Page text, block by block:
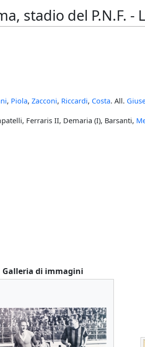
stadio del P.N.F. -
, Piola, Zacconi, Riccardi, Costa. All.
Ferraris II, Demaria (I), Barsanti,
Galleria di immagini